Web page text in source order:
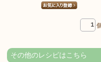
その他のレシピはこちら